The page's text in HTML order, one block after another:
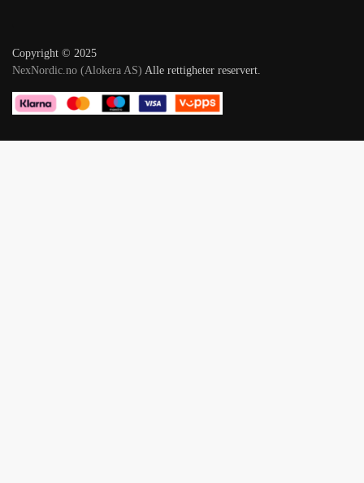
Copyright © 2025
NexNordic.no (Alokera AS) Alle rettigheter reservert.